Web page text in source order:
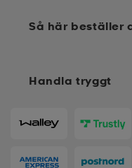
Handla tryggt
Så här beställer